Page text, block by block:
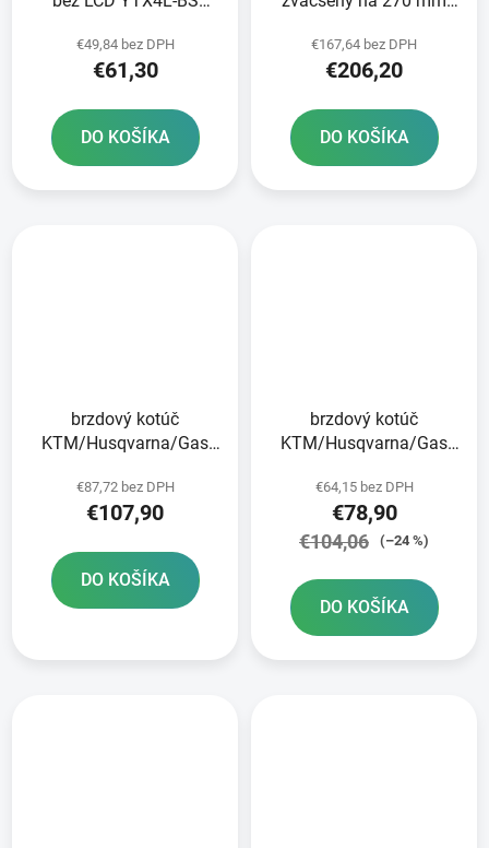
YTZ6S-BS FULBAT 12V
2Ah 120A hmotnosť 0
€49,84 bez DPH
€61,30
DO KOŠÍKA
€167,64 bez DPH
€206,20
DO KOŠÍKA
brzdový kotúč
KTM/Husqvarna/Gas
€87,72 bez DPH
€107,90
DO KOŠÍKA
brzdový kotúč
KTM/Husqvarna/Gas
€64,15 bez DPH
€78,90
€104,06 (–24 %)
DO KOŠÍKA